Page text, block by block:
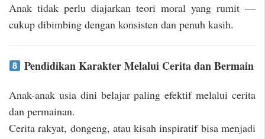
Anak tidak perlu diajarkan teori moral yang rumit —
cukup dibimbing dengan konsisten dan penuh kasih.
Pendidikan Karakter Melalui Cerita dan Bermain
Anak-anak usia dini belajar paling efektif melalui cerita
dan permainan.
Cerita rakyat, dongeng, atau kisah inspiratif bisa menjadi